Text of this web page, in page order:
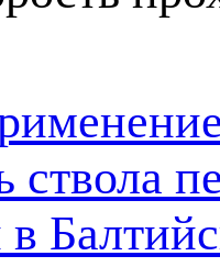
ствола
в